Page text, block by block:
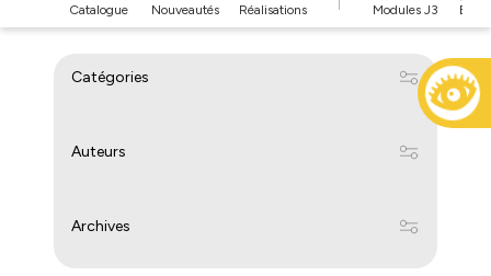
Catalogue Nouveautés Réalisations Modules J3
Catégories
Auteurs
Archives